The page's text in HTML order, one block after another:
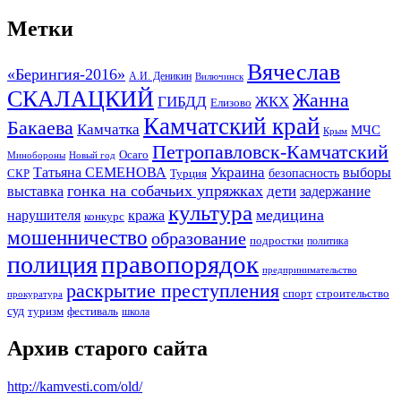
Метки
«Берингия-2016» А.И. Деникин Вилючинск Вячеслав
СКАЛАЦКИЙ ГИБДД Елизово ЖКХ Жанна
Бакаева Камчатка Камчатский край Крым МЧС
Минобороны Новый год Осаго Петропавловск-Камчатский
СКР Татьяна СЕМЕНОВА Турция Украина безопасность выборы
выставка гонка на собачьих упряжках дети задержание
нарушителя конкурс кража культура медицина
мошенничество образование подростки политика
полицияправопорядок предпринимательство
прокуратура раскрытие преступления спорт строительство
суд туризм фестиваль школа
Архив старого сайта
http://kamvesti.com/old/